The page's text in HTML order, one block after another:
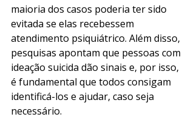
maioria dos casos poderia ter sido
evitada se elas recebessem
atendimento psiquiátrico. Além disso,
pesquisas apontam que pessoas com
ideação suicida dão sinais e, por isso,
é fundamental que todos consigam
identificá-los e ajudar, caso seja
necessário.